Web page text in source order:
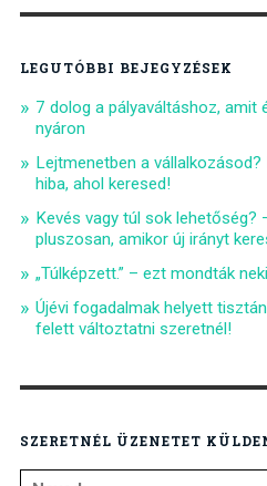
LEGUTÓBBI BEJEGYZÉSEK
7 dolog a pályaváltáshoz, amit
nyáron
Lejtmenetben a
hiba, ahol keresed!
Kevés vagy túl sok lehetőség?
pluszosan, amikor új irányt
„Túlképzett.” – ezt mondták
Újévi fogadalmak helyett
felett változtatni szeretnél!
SZERETNÉL ÜZENETET